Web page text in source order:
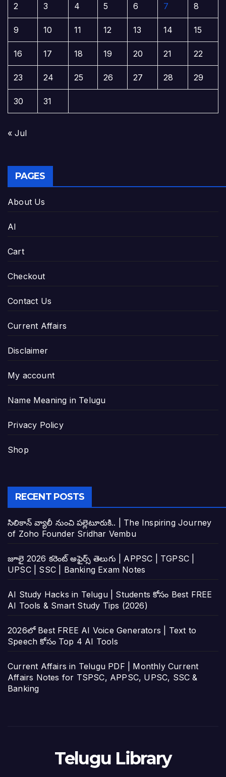
2 3 4 5 6 7 8
9 10 11 12 13 14 15
16 17 18 19 20 21 22
23 24 25 26 27 28 29
30 31
« Jul
PAGES
About Us
AI
Cart
Checkout
Contact Us
Current Affairs
Disclaimer
My account
Name Meaning in Telugu
Privacy Policy
Shop
RECENT POSTS
సిలికాన్ వ్యాలీ నుంచి పల్లెటూరుకి.. | The Inspiring Journey
of Zoho Founder Sridhar Vembu
జూలై 2026 కరెంట్ అఫైర్స్ తెలుగు | APPSC | TGPSC |
UPSC | SSC | Banking Exam Notes
AI Study Hacks in Telugu | Students కోసం Best FREE
AI Tools & Smart Study Tips (2026)
2026లో Best FREE AI Voice Generators | Text to
Speech కోసం Top 4 AI Tools
Current Affairs in Telugu PDF | Monthly Current
Affairs Notes for TSPSC, APPSC, UPSC, SSC &
Banking
Telugu Library